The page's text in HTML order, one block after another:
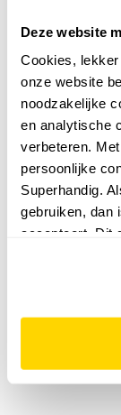
Deze website
Cookies,
onze website
noodzakelijke
en analytische
verbeteren.
persoonlijke
Superhandig.
gebruiken, dan
accepteert. Dit
website niet